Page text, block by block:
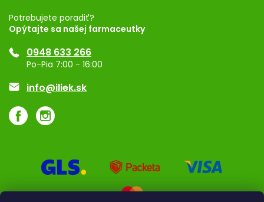
Registrácia
Ponuka pre firmy
Značky
Potrebujete poradiť?
Opýtajte sa našej farmaceutky
0948 633 266
Po-Pia 7:00 - 16:00
info@iliek.sk